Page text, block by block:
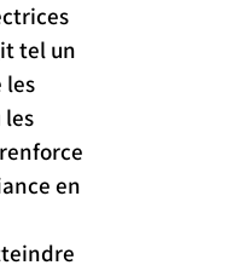
tel un
les
les
en